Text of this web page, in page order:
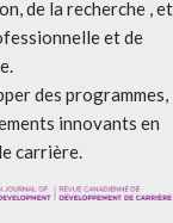
de la recherche , et
et de
des programmes,
innovants en
carrière.